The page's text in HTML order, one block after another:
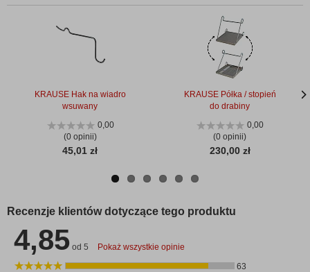
KRAUSE Hak na wiadro
wsuwany
0,00
(0 opinii)
45,01 zł
KRAUSE Półka / stopień
do drabiny
0,00
(0 opinii)
230,00 zł
Recenzje klientów dotyczące tego produktu
4,85 od 5 Pokaż wszystkie opinie
63